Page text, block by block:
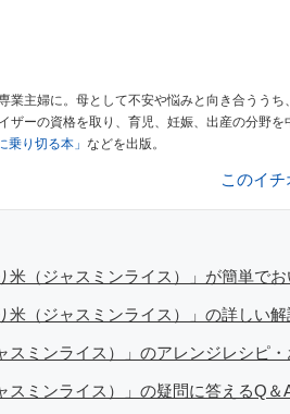
業主婦に。母として不安や悩みと向き合うう
ザーの資格を取り、育児、妊娠、出産の分野を
り切る本」 などを出版。
このイ
（ジャスミンライス）」が簡単でお
米（ジャスミンライス）」の詳しい解
スミンライス）」のアレンジレシピ
スミンライス）」の疑問に答えるQ＆